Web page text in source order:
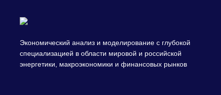
Экономический анализ и моделирование с глубокой
специализацией в области мировой и российской
энергетики, макроэкономики и финансовых рынков